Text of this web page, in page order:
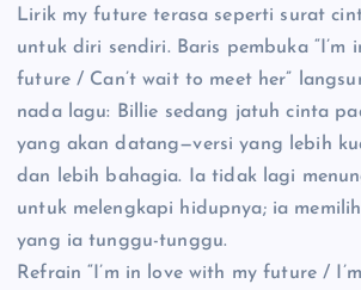
Lirik my future terasa seperti surat
untuk diri sendiri. Baris pembuka “I’m
future / Can’t wait to meet her”
nada lagu: Billie sedang jatuh cinta
yang akan datang—versi yang lebih
dan lebih bahagia. Ia tidak lagi
untuk melengkapi hidupnya; ia
yang ia tunggu-tunggu.
Refrain “I’m in love with my future /